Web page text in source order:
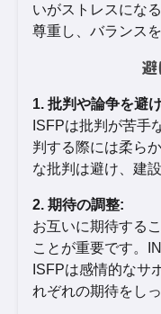
いがストレスにな
尊重し、バランス
1. 批判や論争を避
ISFPは批判が苦手
判する際には柔ら
な批判は避け、建
2. 期待の調整:
お互いに期待する
ことが重要です。
ISFPは感情的なサ
れぞれの期待をし